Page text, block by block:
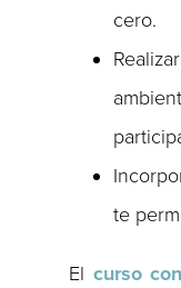
cero.
te
El curso